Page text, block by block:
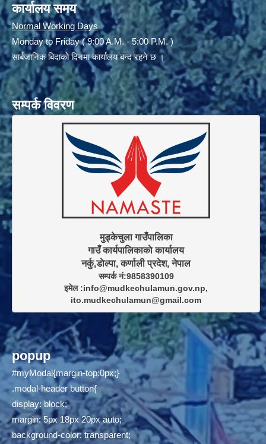
कार्यालय समय
Normal Working Days
Monday to Friday ( 9:00 A.M. - 5:00 P.M. )
सार्बजानिक बिदाको दिनमा कार्यालय बन्द रहने छ ।
सम्पर्क विवरण
मुड्केचुला गाउँपालिका
गाउँ कार्यपालिकाकाे कार्यालय
सम्पर्क नं:9858390109
इमेल :info@mudkechulamun.gov.np,
ito.mudkechulamun@gmail.com
popup
#myModal{margin-top:0px;}
.modal-header button{
display: block;
margin: 5px 18px 20px auto;
background-color: transparent;